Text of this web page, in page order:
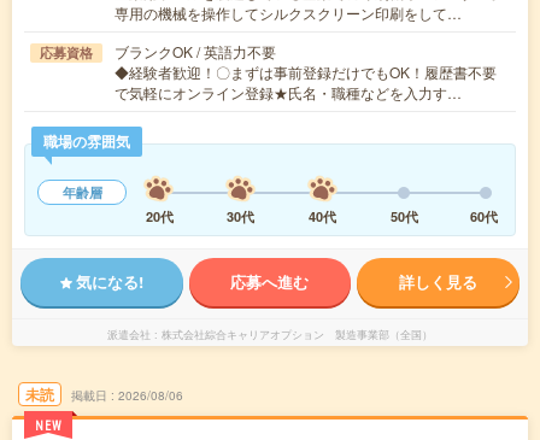
専用の機械を操作してシルクスクリーン印刷をして…
応募資格
ブランクOK / 英語力不要
◆経験者歓迎！〇まずは事前登録だけでもOK！履歴書不要
で気軽にオンライン登録★氏名・職種などを入力す…
職場の雰囲気
年齢層
20代
30代 40代 50代 60代
気になる! 応募へ進む 詳しく見る
派遣会社 株式会社綜合キャリアオプション 製造事業部（全国）
未読
NEW
掲載日 2026/08/06